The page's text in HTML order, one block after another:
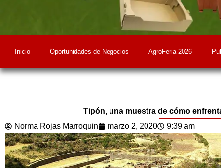
Inicio Oportunidades de Negocios AgroFeria 2026
Tipón, una muestra de cómo
Norma Rojas Marroquin
marzo 2, 2020 9:39 am